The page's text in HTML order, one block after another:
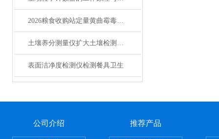
2026粮食收购站定量黄曲霉毒素检测仪选型指南
土壤养分测量仪扩大土壤检测的工作范围
表面洁净度检测仪检测餐具卫生
公司介绍 推荐产品